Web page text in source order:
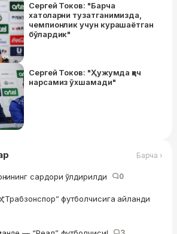
Сергей Токов: "Барча
хатоларни тузатганимизда,
чемпионлик учун курашаётган
бўлардик"
Сергей Токов: "Ҳужумда ҳеч
нарсамиз ўхшамади"
Барча ›
сардори ўлдирилди 0
футболчисига айланди